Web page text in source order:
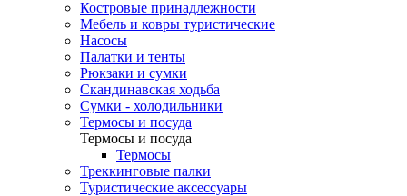
Костровые принадлежности
Мебель и ковры туристические
Насосы
Палатки и тенты
Рюкзаки и сумки
Скандинавская ходьба
Сумки - холодильники
Термосы и посуда
Термосы и посуда
Термосы
Треккинговые палки
Туристические аксессуары